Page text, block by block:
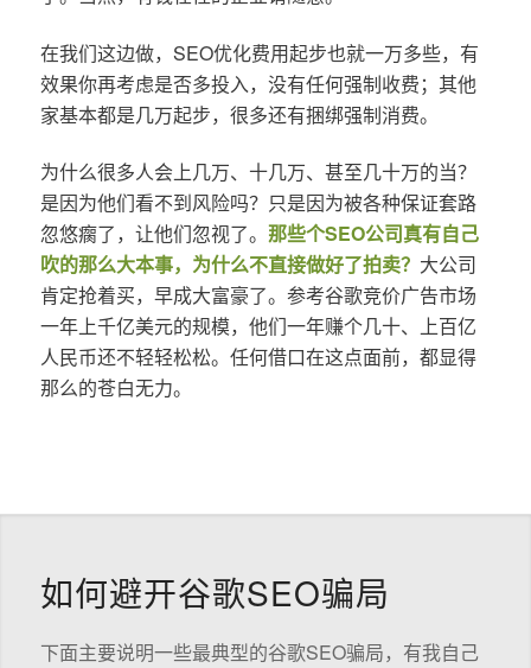
在我们这边做，SEO优化费用起步也就一万多些，有
效果你再考虑是否多投入，没有任何强制收费；其他
家基本都是几万起步，很多还有捆绑强制消费。
为什么很多人会上几万、十几万、甚至几十万的当？
是因为他们看不到风险吗？只是因为被各种保证套路
忽悠瘸了，让他们忽视了。 那些个SEO公司真有自己
吹的那么大本事，为什么不直接做好了拍卖？ 大公司
肯定抢着买，早成大富豪了。参考谷歌竞价广告市场
一年上千亿美元的规模，他们一年赚个几十、上百亿
人民币还不轻轻松松。任何借口在这点面前，都显得
那么的苍白无力。
如何避开谷歌SEO骗局
下面主要说明一些最典型的谷歌SEO骗局，有我自己